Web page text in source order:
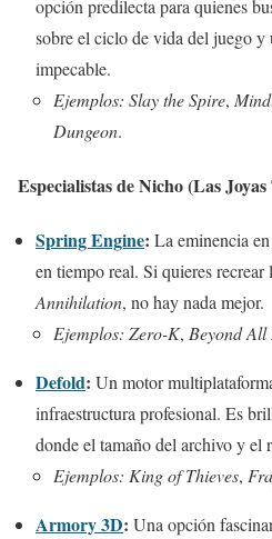
opción predilecta para quienes
sobre el ciclo de vida del juego
impecable.
Ejemplos: Slay the Spire,
Dungeon.
Especialistas de Nicho (Las Joyas
Spring Engine: La eminencia
en tiempo real. Si quieres recrear
Annihilation, no hay nada mejor.
Ejemplos: Zero-K, Beyond All
Defold: Un motor
infraestructura profesional. Es
donde el tamaño del archivo y el
Ejemplos: King of Thieves,
Armory 3D: Una opción